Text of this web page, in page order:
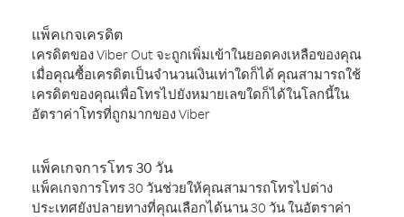
แพ็คเกจเครดิต
เครดิตของ Viber Out จะถูกเพิ่มเข้าในยอดคงเหลือของคุณ
เมื่อคุณซื้อเครดิตเป็นจำนวนเงินเท่าใดก็ได้ คุณสามารถใช้
เครดิตของคุณเพื่อโทรไปยังหมายเลขใดก็ได้ในโลกนี้ใน
อัตราค่าโทรที่ถูกมากของ Viber
แพ็คเกจการโทร 30 วัน
แพ็คเกจการโทร 30 วันช่วยให้คุณสามารถโทรไปต่าง
ประเทศยังปลายทางที่คุณเลือกได้นาน 30 วัน ในอัตราค่า